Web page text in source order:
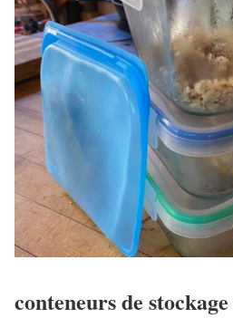
conteneurs de